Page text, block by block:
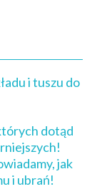
i tuszu do
dotąd
jak
i ubrań!